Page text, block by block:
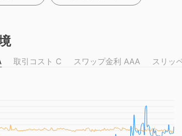
取引コスト C スワップ金利 AAA スリッ